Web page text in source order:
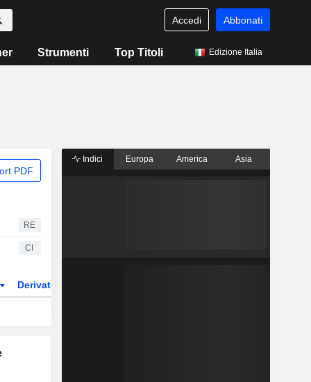
Accedi Abbonati
Strumenti Top Titoli Edizione Italia
PDF
RE
CI
Derivati
Indici Europa America Asia